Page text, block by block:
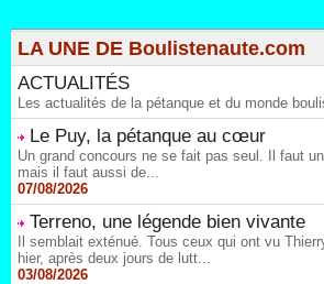
LA UNE DE Boulistenaute.com
ACTUALITÉS
Les actualités de la pétanque et du monde
Le Puy, la pétanque au cœur
Un grand concours ne se fait pas seul. Il faut
mais il faut aussi de...
07/08/2026
Terreno, une légende bien vivante
Il semblait exténué. Tous ceux qui ont vu
hier, après deux jours de lutt...
03/08/2026